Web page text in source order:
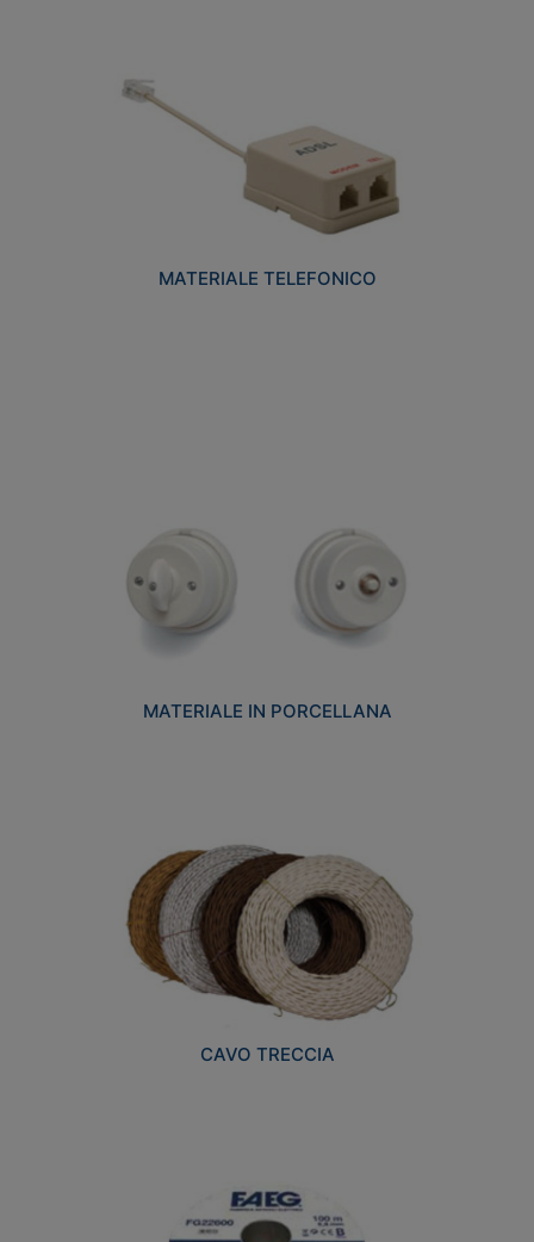
MATERIALE TELEFONICO
MATERIALE IN PORCELLANA
CAVO TRECCIA